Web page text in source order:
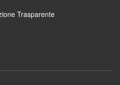
Trasparente